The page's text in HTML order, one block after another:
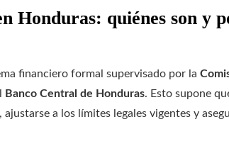
Honduras: quiénes son y
financiero formal supervisado por la
Banco Central de Honduras. Esto supone
ajustarse a los límites legales vigentes y